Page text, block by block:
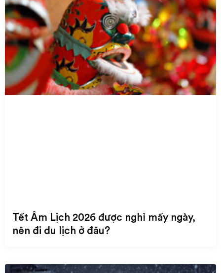
Tết Âm Lịch 2026 được nghỉ mấy ngày,
nên đi du lịch ở đâu?